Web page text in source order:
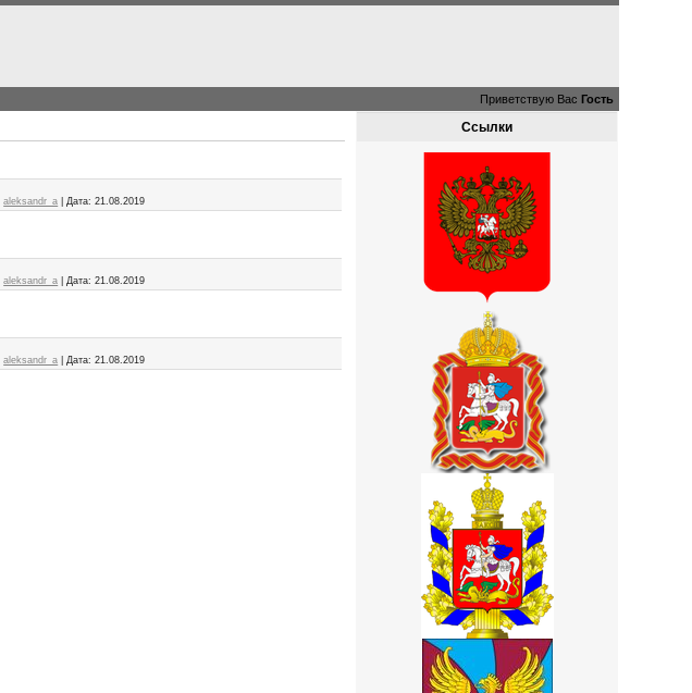
Приветствую Вас Гость
aleksandr_a Дата: 21.08.2019
aleksandr_a Дата: 21.08.2019
aleksandr_a Дата: 21.08.2019
Ссылки